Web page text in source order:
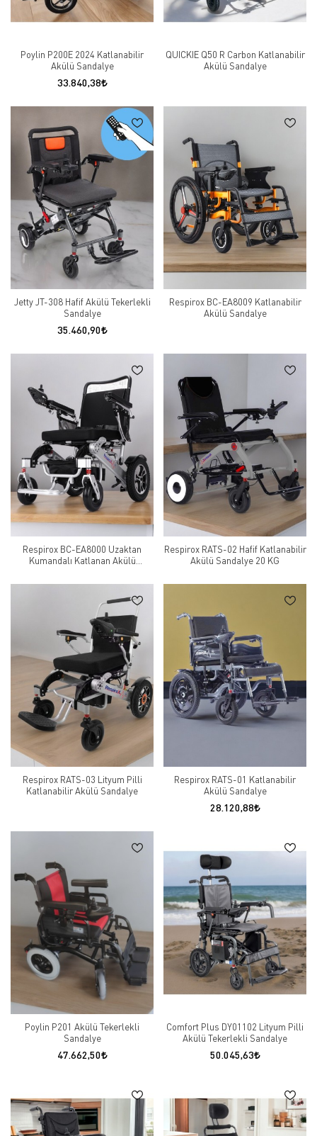
Poylin P200E 2024 Katlanabilir
Akülü Sandalye
33.840,38
QUICKIE Q50 R Carbon Katlanabilir
Akülü Sandalye
Jetty JT-308 Hafif Akülü Tekerlekli
Sandalye
35.460,90
Respirox BC-EA8009 Katlanabilir
Akülü Sandalye
Respirox BC-EA8000 Uzaktan
Kumandalı Katlanan Akülü
Respirox RATS-02 Hafif Katlanabilir
Akülü Sandalye 20 KG
Respirox RATS-03 Lityum Pilli
Katlanabilir Akülü Sandalye
Respirox RATS-01 Katlanabilir
Akülü Sandalye
28.120,88
Poylin P201 Akülü Tekerlekli
Sandalye
47.662,50
Comfort Plus DY01102 Lityum Pilli
Akülü Tekerlekli Sandalye
50.045,63